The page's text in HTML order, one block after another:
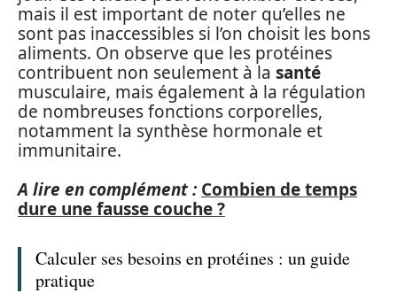
mais il est important de noter qu’elles ne
sont pas inaccessibles si l’on choisit les bons
aliments. On observe que les protéines
contribuent non seulement à la santé
musculaire, mais également à la régulation
de nombreuses fonctions corporelles,
notamment la synthèse hormonale et
immunitaire.
A lire en complément : Combien de temps
dure une fausse couche ?
Calculer ses besoins en protéines : un guide
pratique